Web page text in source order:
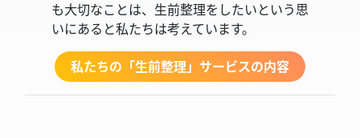
も大切なことは、生前整理をしたいという思
いにあると私たちは考えています。
私たちの「生前整理」サービスの内容